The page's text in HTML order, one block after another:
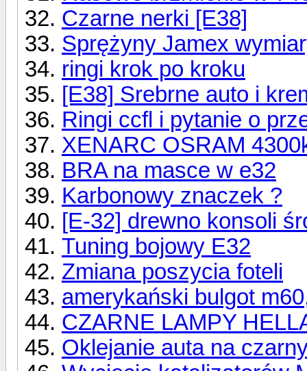
Czarne nerki [E38]
Sprężyny Jamex
ringi krok po kroku
[E38] Srebrne auto i
Ringi ccfl i pytanie o
XENARC OSRAM
BRA na masce w e32
Karbonowy znaczek ?
[E-32] drewno konsoli
Tuning bojowy E32
Zmiana poszycia foteli
amerykański bulgot
CZARNE LAMPY
Oklejanie auta na